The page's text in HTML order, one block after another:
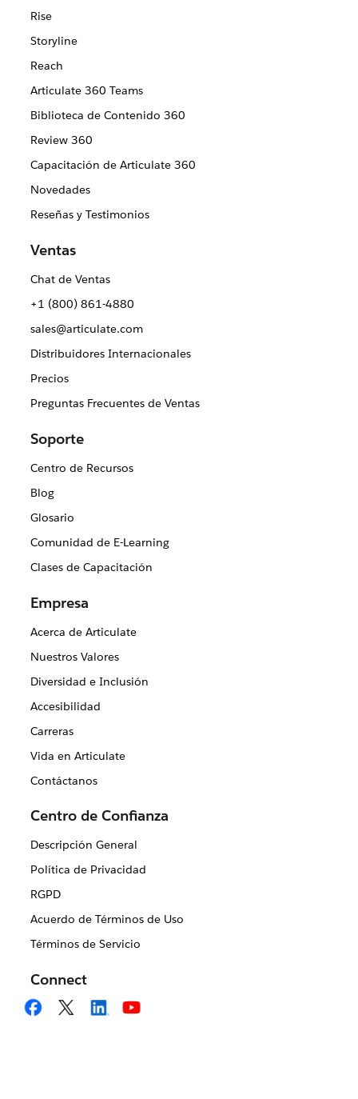
Rise
Storyline
Reach
Articulate 360 Teams
Biblioteca de Contenido 360
Review 360
Capacitación de Articulate 360
Novedades
Reseñas y Testimonios
Ventas
Chat de Ventas
+1 (800) 861-4880
sales@articulate.com
Distribuidores Internacionales
Precios
Preguntas Frecuentes de Ventas
Soporte
Centro de Recursos
Blog
Glosario
Comunidad de E-Learning
Clases de Capacitación
Empresa
Acerca de Articulate
Nuestros Valores
Diversidad e Inclusión
Accesibilidad
Carreras
Vida en Articulate
Contáctanos
Centro de Confianza
Descripción General
Política de Privacidad
RGPD
Acuerdo de Términos de Uso
Términos de Servicio
Connect